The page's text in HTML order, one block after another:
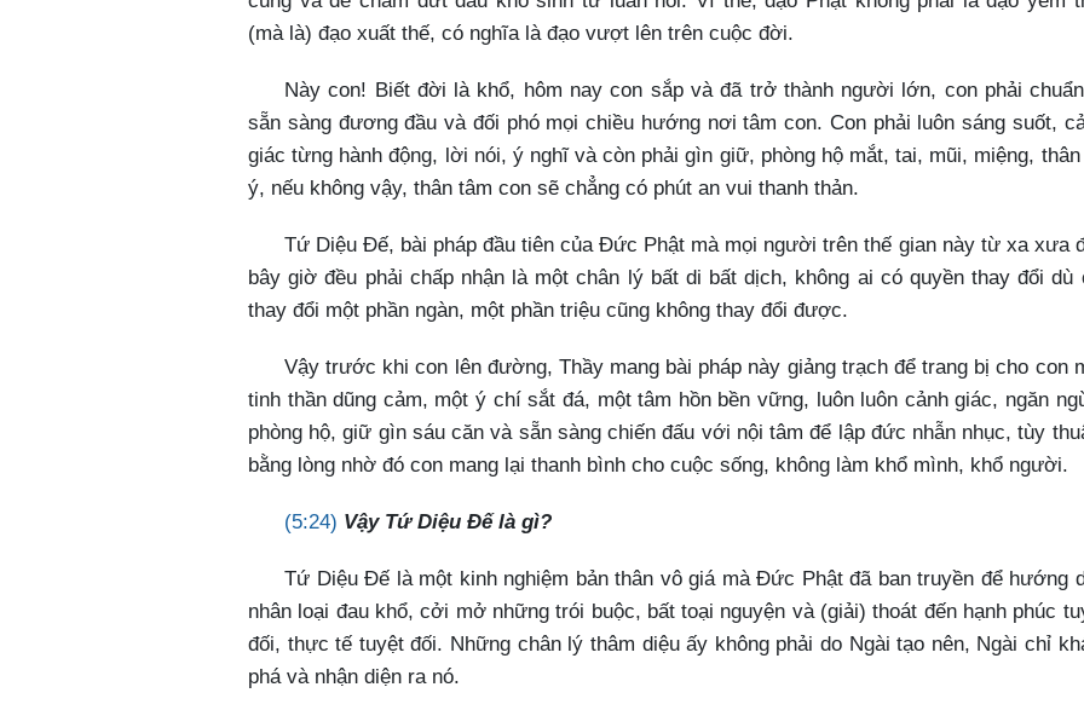
(mà là) đạo xuất thế, có nghĩa là đạo vượt lên trên cuộc đời.
Này con! Biết đời là khổ, hôm nay con sắp và đã trở thành người lớn, con phải
sẵn sàng đương đầu và đối phó mọi chiều hướng nơi tâm con. Con phải luôn sáng suốt,
giác từng hành động, lời nói, ý nghĩ và còn phải gìn giữ, phòng hộ mắt, tai, mũi, miệng,
ý, nếu không vậy, thân tâm con sẽ chẳng có phút an vui thanh thản.
Tứ Diệu Đế, bài pháp đầu tiên của Đức Phật mà mọi người trên thế gian này từ xa xưa
bây giờ đều phải chấp nhận là một chân lý bất di bất dịch, không ai có quyền thay đổi dù
thay đổi một phần ngàn, một phần triệu cũng không thay đổi được.
Vậy trước khi con lên đường, Thầy mang bài pháp này giảng trạch để trang bị cho con
tinh thần dũng cảm, một ý chí sắt đá, một tâm hồn bền vững, luôn luôn cảnh giác, ngăn
phòng hộ, giữ gìn sáu căn và sẵn sàng chiến đấu với nội tâm để lập đức nhẫn nhục, tùy
bằng lòng nhờ đó con mang lại thanh bình cho cuộc sống, không làm khổ mình, khổ người.
(5:24) Vậy Tứ Diệu Đế là gì?
Tứ Diệu Đế là một kinh nghiệm bản thân vô giá mà Đức Phật đã ban truyền để hướng
nhân loại đau khổ, cởi mở những trói buộc, bất toại nguyện và (giải) thoát đến hạnh phúc
đối, thực tế tuyệt đối. Những chân lý thâm diệu ấy không phải do Ngài tạo nên, Ngài chỉ
phá và nhận diện ra nó.